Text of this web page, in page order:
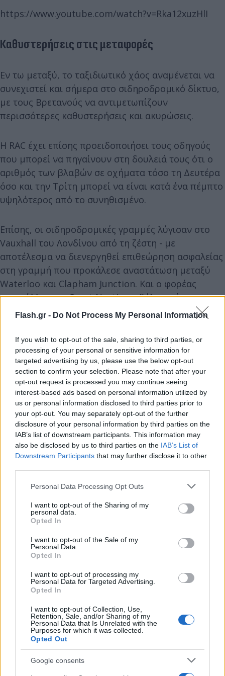
Flash.gr - Do Not Process My Personal Information
If you wish to opt-out of the sale, sharing to third parties, or
processing of your personal or sensitive information for
targeted advertising by us, please use the below opt-out
section to confirm your selection. Please note that after your
opt-out request is processed you may continue seeing
interest-based ads based on personal information utilized by
us or personal information disclosed to third parties prior to
your opt-out. You may separately opt-out of the further
disclosure of your personal information by third parties on the
IAB’s list of downstream participants. This information may
also be disclosed by us to third parties on the IAB’s List of
Downstream Participants that may further disclose it to other
Please note that this website/app uses one or more Google
not limited to your visit or usage behaviour. You may click to
grant or deny consent to Google and its third-party tags to
use your data for below specified purposes in below Google
consent section.
Personal Data Processing Opt Outs
I want to opt-out of the Sharing of my
personal data.
Opted In
I want to opt-out of the Sale of my
Personal Data.
Opted In
I want to opt-out of processing my
Personal Data for Targeted Advertising.
Opted In
I want to opt-out of Collection, Use,
Retention, Sale, and/or Sharing of my
Personal Data that Is Unrelated with the
Purposes for which it was collected.
Opted Out
Google consents
https://www.youtube.com/watch?v=Rka12xuzHlI
Καθυστερήσεις στις μεταφορές
Εν τω μεταξύ, το ταξιδιωτικό χάος αναμένεται να
συνεχιστεί και σήμερα στο σιδηροδρομικό δίκτυο,
με τους Βρετανούς να αντιμετωπίζουν
περισσότερες καθυστερήσεις και ακυρώσεις.
Η RAC έχει επίσης προειδοποιήσει τους οδηγούς
που μπορεί να πηγαίνουν στη δουλειά τους ότι ο
αριθμός των βλαβών σε οχήματα τόσο τη Δευτέρα
όσο και την Τρίτη μπορεί να είναι κατά ένα πέμπτο
υψηλότερος από το συνηθισμένο.
Επίσης, οι σιδηροδρομικές γραμμές λύγισαν στο
Vauxhall του Λονδίνου από τη ζέστη - με
αποτέλεσμα να διενεργηθεί επιθεώρηση ασφαλείας
στη γραμμή που προκάλεσε αναστάτωση μεταξύ
Waterloo και Clapham Junction. Και ο φορέας
εκμετάλλευσης Great Northern δήλωσε ότι μια
λυγισμένη σιδηροτροχιά στο Watlington στο
να εκτελεστούν μεταξύ Cambridge και Kings Lynn.
Αυτό συμβαίνει καθώς οι Βρετανοί βίωσαν την
«θερμότερη νύχτα που έχει καταγραφεί ποτέ» με
το Λονδίνο να φτάνει τους 29C (84F) μέχρι τα
μεσάνυχτα, ενώ ο υδράργυρος στο Σαουθάμπτον
έφτασε τους 24C (75F). Εν τω μεταξύ, στο Ντόβερ
στο Κεντ, ο υδράργυρος παρέμεινε λίγο πιο
δροσερός και έφτασε τους 21C (70F) τις πρώτες
πρωινές ώρες, ενώ στο Aboyne στο Aberdeenshire
Η Ουαλία κατέγραψε τη Δευτέρα τη θερμότερη
ημέρα που έχει καταγραφεί ποτέ, με τη
του Flintshire - ξεπερνώντας κατά σχεδόν 2 C το
προηγούμενο ρεκόρ για τη χώρα που ίσχυε από το
https://www.youtube.com/watch?v=Rao1zQLTT-Y
Φόβοι για διακοπές ρεύματος και υδροδότησης
Οι ειδικοί έχουν επίσης προειδοποιήσει ότι